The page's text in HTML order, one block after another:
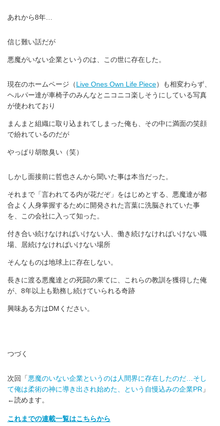
あれから8年…
信じ難い話だが
悪魔がいない企業というのは、この世に存在した。
現在のホームページ（Live Ones Own Life Piece）も相変わらず、
ヘルパー達が車椅子のみんなとニコニコ楽しそうにしている写真
が使われており
まんまと組織に取り込まれてしまった俺も、その中に満面の笑顔
で紛れているのだが
やっぱり胡散臭い（笑）
しかし面接前に哲也さんから聞いた事は本当だった。
それまで「言われてる内が花だぞ」をはじめとする、悪魔達が都
合よく人身掌握するために開発された言葉に洗脳されていた事
を、この会社に入って知った。
付き合い続けなければいけない人、働き続けなければいけない職
場、居続けなければいけない場所
そんなものは地球上に存在しない。
長きに渡る悪魔達との死闘の果てに、これらの教訓を獲得した俺
が、8年以上も勤務し続けていられる奇跡
興味ある方はDMください。
つづく
次回「悪魔のいない企業というのは人間界に存在したのだ…そし
て俺は柔術の神に導き出され始めた、という自慢込みの企業PR 」
←読めます。
これまでの連載一覧はこちらから